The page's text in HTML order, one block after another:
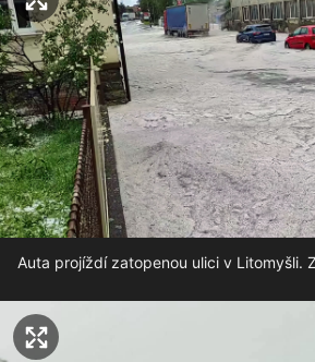
Auta projíždí zatopenou ulici v Litomyšli.